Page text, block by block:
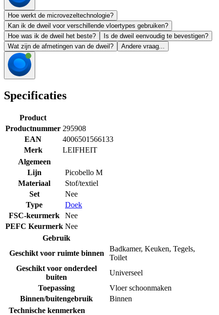
Hoe werkt de microvezeltechnologie?
Kan ik de dweil voor verschillende vloertypes gebruiken?
Hoe was ik de dweil het beste?
Is de dweil eenvoudig te bevestigen?
Wat zijn de afmetingen van de dweil?
Andere vraag...
Specificaties
Product
Productnummer 295908
EAN
4006501566133
Merk
LEIFHEIT
Algemeen
Lijn
Picobello M
Materiaal
Stof/textiel
Set
Nee
Type
Doek
FSC-keurmerk
Nee
PEFC Keurmerk Nee
Gebruik
Geschikt voor ruimte binnen
Badkamer, Keuken, Tegels,
Toilet
Geschikt voor onderdeel
buiten
Universeel
Toepassing
Vloer schoonmaken
Binnen/buitengebruik
Binnen
Technische kenmerken